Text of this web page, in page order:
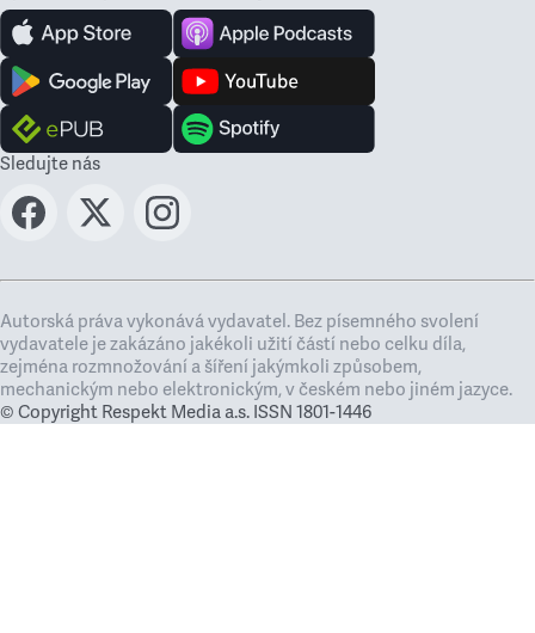
Sledujte nás
Autorská práva vykonává vydavatel. Bez písemného svolení
vydavatele je zakázáno jakékoli užití částí nebo celku díla,
zejména rozmnožování a šíření jakýmkoli způsobem,
mechanickým nebo elektronickým, v českém nebo jiném jazyce.
© Copyright Respekt Media a.s. ISSN 1801-1446